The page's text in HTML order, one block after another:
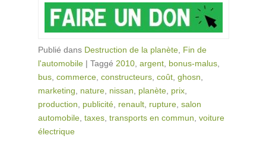
Publié dans Destruction de la planète Fin de
l'automobile | Taggé 2010 argent bonus-malus
bus commerce constructeurs coût ghosn
marketing
nature nissan planète prix
production
publicité renault rupture salon
automobile taxes transports en commun voiture
électrique